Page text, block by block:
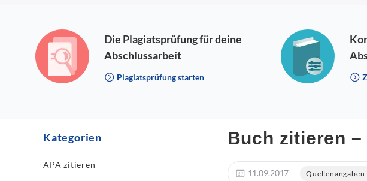
Die Plagiatsprüfung für deine
Abschlussarbeit
Plagiatsprüfung starten
Kategorien
APA zitieren
Buch zitieren
11.09.2017 Quellenangaben